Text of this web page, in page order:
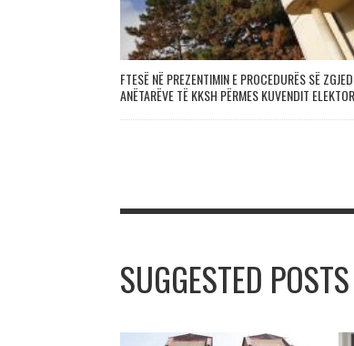
FTESË NË PREZENTIMIN E PROCEDURËS SË
ANËTARËVE TË KKSH PËRMES KUVENDIT
SUGGESTED POSTS